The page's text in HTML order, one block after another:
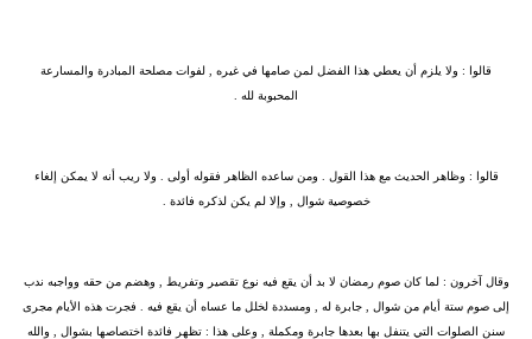
‏قالوا : ولا يلزم أن يعطي هذا الفضل لمن صامها في غيره , لفوات مصلحة المبادرة والمسارعة
المحبوبة لله .
‏قالوا : وظاهر الحديث مع هذا القول . ومن ساعده الظاهر فقوله أولى . ولا ريب أنه لا يمكن إلغاء
خصوصية شوال , وإلا لم يكن لذكره فائدة .
‏وقال آخرون : لما كان صوم رمضان لا بد أن يقع فيه نوع تقصير وتفريط , وهضم من حقه وواجبه ندب
إلى صوم ستة أيام من شوال , جابرة له , ومسددة لخلل ما عساه أن يقع فيه . فجرت هذه الأيام مجرى
سنن الصلوات التي يتنفل بها بعدها جابرة ومكملة , وعلى هذا : تظهر فائدة اختصاصها بشوال , والله